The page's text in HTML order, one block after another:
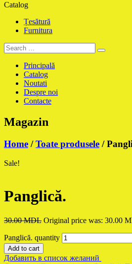
Catalog
Țesătură
Furnitura
Principală
Catalog
Noutati
Despre noi
Contacte
Magazin
Home /Toate produsele /
Sale!
Panglică.
30.00MDL Original price was: 30.00
Panglică. quantity
Add to cart
Добавить в список желаний